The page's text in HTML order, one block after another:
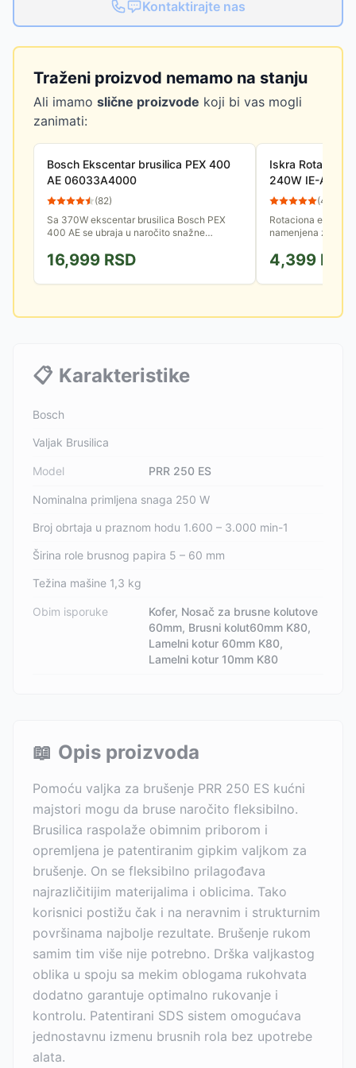
Kontaktirajte nas
Traženi proizvod nemamo na stanju
Ali imamo slične proizvode koji bi vas mogli
zanimati:
Bosch Ekscentar brusilica PEX 400
AE 06033A4000
(82)
Sa 370W ekscentar brusilica Bosch PEX
400 AE se ubraja u naročito snažne
16,999 RSD
Iskra
240W IE-AJ8-
(44
Rotaciona
namenjena za
jednostavnu i brzu
4,399 RSD
📋 Karakteristike
Bosch
Valjak Brusilica
Model PRR 250 ES
Nominalna primljena snaga 250 W
Broj obrtaja u praznom hodu 1.600 – 3.000 min-1
Širina role brusnog papira 5 – 60 mm
Težina mašine 1,3 kg
Obim isporuke
Kofer, Nosač za brusne kolutove
60mm, Brusni kolut60mm K80,
Lamelni kotur 60mm K80,
Lamelni kotur 10mm K80
📖 Opis proizvoda
Pomoću valjka za brušenje PRR 250 ES kućni
majstori mogu da bruse naročito fleksibilno.
Brusilica raspolaže obimnim priborom i
opremljena je patentiranim gipkim valjkom za
brušenje. On se fleksibilno prilagođava
najrazličitijim materijalima i oblicima. Tako
korisnici postižu čak i na neravnim i strukturnim
površinama najbolje rezultate. Brušenje rukom
samim tim više nije potrebno. Drška valjkastog
oblika u spoju sa mekim oblogama rukohvata
dodatno garantuje optimalno rukovanje i
kontrolu. Patentirani SDS sistem omogućava
jednostavnu izmenu brusnih rola bez upotrebe
alata.